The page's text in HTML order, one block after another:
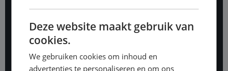
Bedrijfswagen leasen starters
Leasen & BKR
Meld je aan voor onze nieuwsbrief
Deze website maakt gebruik van
cookies.
We gebruiken cookies om inhoud en
advertenties te personaliseren en om ons